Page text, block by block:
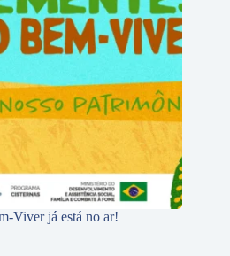
Viver já está no ar!